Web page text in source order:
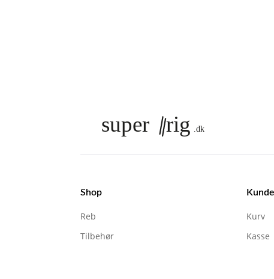
varesiden
Shop
Reb
Tilbehør
Kurv
Kasse